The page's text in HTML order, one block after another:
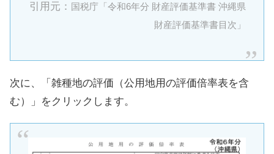
引用元： 国税庁「令和6年分 財産評価基準書 沖縄県
財産評価基準書目次」
次に、「雑種地の評価（公用地用の評価倍率表を含
む）」をクリックします。